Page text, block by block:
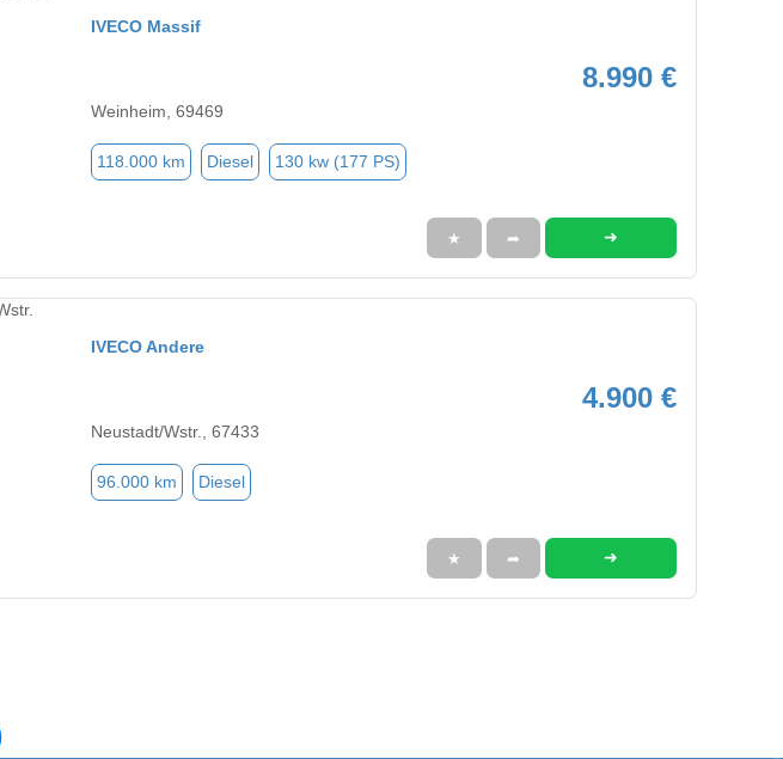
IVECO Massif
8.990 €
Weinheim, 69469
118.000 km Diesel 130 kw (177 PS)
★ ➦ ➜
IVECO Andere
4.900 €
Neustadt/Wstr., 67433
96.000 km Diesel
★ ➦ ➜